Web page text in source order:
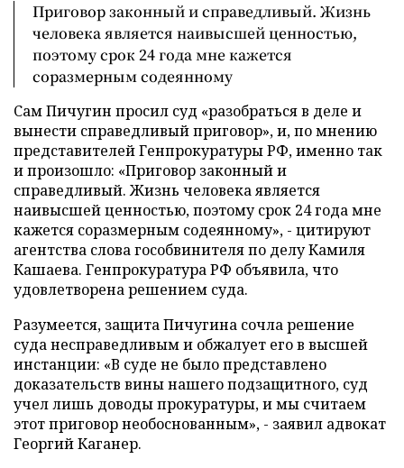
Приговор законный и справедливый. Жизнь
человека является наивысшей ценностью,
поэтому срок 24 года мне кажется
соразмерным содеянному
Сам Пичугин просил суд «разобраться в деле и
вынести справедливый приговор», и, по мнению
представителей Генпрокуратуры РФ, именно так
и произошло: «Приговор законный и
справедливый. Жизнь человека является
наивысшей ценностью, поэтому срок 24 года мне
кажется соразмерным содеянному», - цитируют
агентства слова гособвинителя по делу Камиля
Кашаева. Генпрокуратура РФ объявила, что
удовлетворена решением суда.
Разумеется, защита Пичугина сочла решение
суда несправедливым и обжалует его в высшей
инстанции: «В суде не было представлено
доказательств вины нашего подзащитного, суд
учел лишь доводы прокуратуры, и мы считаем
этот приговор необоснованным», - заявил адвокат
Георгий Каганер.